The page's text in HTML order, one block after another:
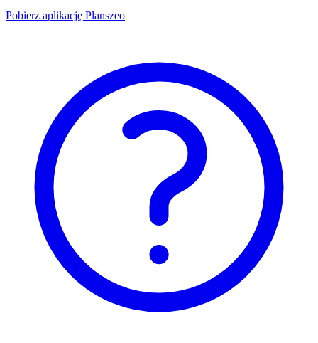
Pobierz aplikację Planszeo